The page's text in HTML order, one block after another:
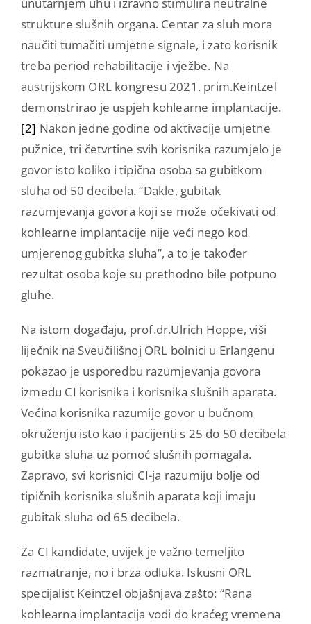
strukture slušnih organa. Centar za sluh mora
naučiti tumačiti umjetne signale, i zato korisnik
treba period rehabilitacije i vježbe. Na
austrijskom ORL kongresu 2021. prim.Keintzel
demonstrirao je uspjeh kohlearne implantacije.
[2] Nakon jedne godine od aktivacije umjetne
pužnice, tri četvrtine svih korisnika razumjelo je
govor isto koliko i tipična osoba sa gubitkom
sluha od 50 decibela. “Dakle, gubitak
razumjevanja govora koji se može očekivati od
kohlearne implantacije nije veći nego kod
umjerenog gubitka sluha”, a to je također
rezultat osoba koje su prethodno bile potpuno
gluhe.
Na istom događaju, prof.dr.Ulrich Hoppe, viši
liječnik na Sveučilišnoj ORL bolnici u Erlangenu
pokazao je usporedbu razumjevanja govora
između CI korisnika i korisnika slušnih aparata.
Većina korisnika razumije govor u bučnom
okruženju isto kao i pacijenti s 25 do 50 decibela
gubitka sluha uz pomoć slušnih pomagala.
Zapravo, svi korisnici CI-ja razumiju bolje od
tipičnih korisnika slušnih aparata koji imaju
gubitak sluha od 65 decibela.
Za CI kandidate, uvijek je važno temeljito
razmatranje, no i brza odluka. Iskusni ORL
specijalist Keintzel objašnjava zašto: “Rana
kohlearna implantacija vodi do kraćeg vremena